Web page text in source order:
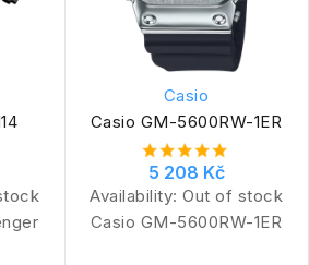
Casio
Casio GM-5600RW-1ER
5 208 Kč
Availability: Out of stock
Casio GM-5600RW-1ER